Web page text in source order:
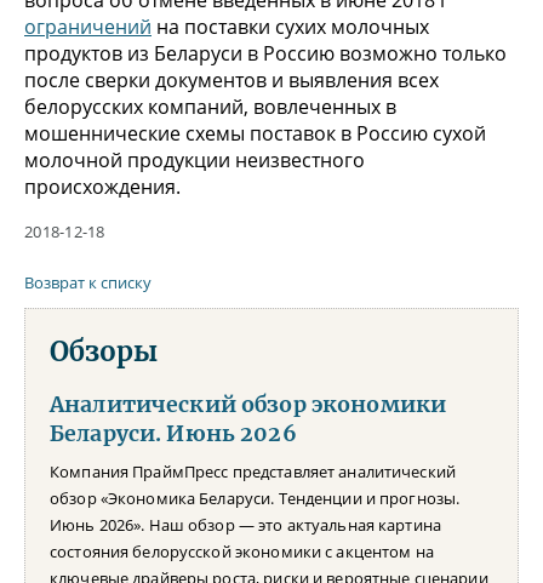
ограничений на поставки сухих молочных
продуктов из Беларуси в Россию возможно только
после сверки документов и выявления всех
белорусских компаний, вовлеченных в
мошеннические схемы поставок в Россию сухой
молочной продукции неизвестного
происхождения.
2018-12-18
Возврат к списку
Обзоры
Аналитический обзор экономики
Беларуси. Июнь 2026
Компания ПраймПресс представляет аналитический
обзор «Экономика Беларуси. Тенденции и прогнозы.
Июнь 2026». Наш обзор — это актуальная картина
состояния белорусской экономики с акцентом на
ключевые драйверы роста, риски и вероятные сценарии